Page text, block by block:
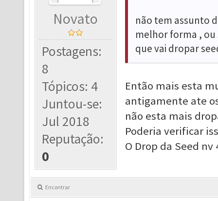
Novato
Postagens:
8
Tópicos: 4
Juntou-se:
Jul 2018
Reputação:
0
não tem assunto
melhor forma , ou
que vai dropar
Então mais esta
antigamente ate
não esta mais
Poderia verificar
O Drop da Seed
Encontrar